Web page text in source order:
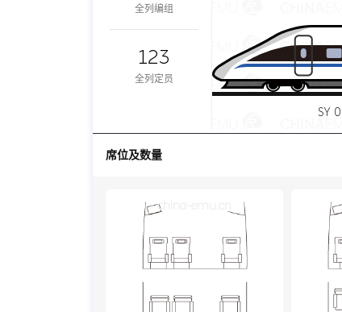
全列编组
123
全列定员
SY 0
席位及数量
china-emu.cn